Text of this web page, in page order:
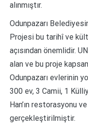
alınmıştır.
Odunpazarı
Projesi bu tarihî ve
açısından önemlidir.
alan ve bu proje
Odunpazarı evlerinin
300 ev, 3 Camii, 1
Han’ın restorasyonu
gerçekleştirilmiştir.